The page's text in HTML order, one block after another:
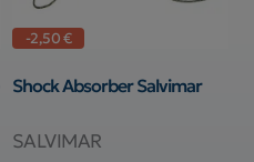
-2,50 €
Shock Absorber Salvimar
SALVIMAR